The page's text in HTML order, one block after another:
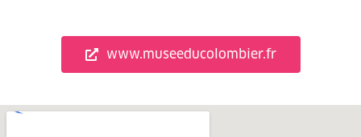
www.museeducolombier.fr